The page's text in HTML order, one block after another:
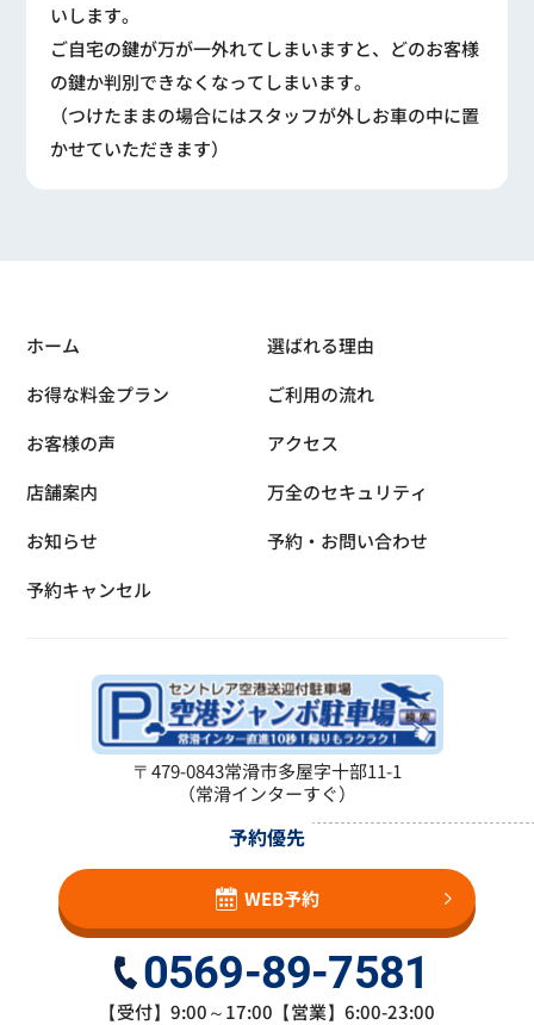
いします。
ご自宅の鍵が万が一外れてしまいますと、どのお客様
の鍵か判別できなくなってしまいます。
（つけたままの場合にはスタッフが外しお車の中に置
かせていただきます）
ホーム
選ばれる理由
お得な料金プラン
ご利用の流れ
お客様の声
アクセス
店舗案内
万全のセキュリティ
お知らせ
予約・お問い合わせ
予約キャンセル
〒479-0843常滑市多屋字十部11-1
（常滑インターすぐ）
予約優先
WEB予約
0569-89-7581
【受付】9:00～17:00【営業】6:00-23:00